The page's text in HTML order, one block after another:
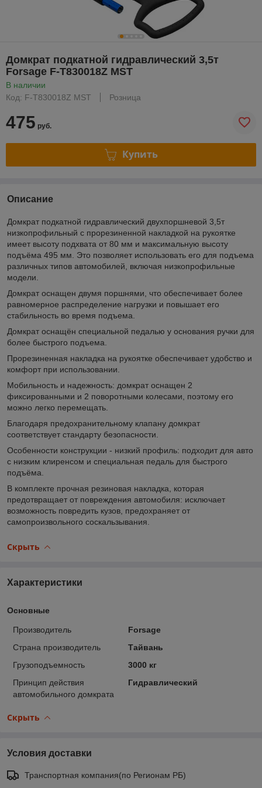
Домкрат подкатной гидравлический 3,5т
Forsage F-T830018Z MST
В наличии
Код: F-T830018Z MST
Розница
475 руб.
Купить
Описание
Домкрат подкатной гидравлический двухпоршневой 3,5т
низкопрофильный с прорезиненной накладкой на рукоятке
имеет высоту подхвата от 80 мм и максимальную высоту
подъёма 495 мм. Это позволяет использовать его для подъема
различных типов автомобилей, включая низкопрофильные
модели.
Домкрат оснащен двумя поршнями, что обеспечивает более
равномерное распределение нагрузки и повышает его
стабильность во время подъема.
Домкрат оснащён специальной педалью у основания ручки для
более быстрого подъема.
Прорезиненная накладка на рукоятке обеспечивает удобство и
комфорт при использовании.
Мобильность и надежность: домкрат оснащен 2
фиксированными и 2 поворотными колесами, поэтому его
можно легко перемещать.
Благодаря предохранительному клапану домкрат
соответствует стандарту безопасности.
Особенности конструкции - низкий профиль: подходит для авто
с низким клиренсом и специальная педаль для быстрого
подъёма.
В комплекте прочная резиновая накладка, которая
предотвращает от повреждения автомобиля: исключает
возможность повредить кузов, предохраняет от
самопроизвольного соскальзывания.
Скрыть
Характеристики
Основные
Производитель
Forsage
Страна производитель
Тайвань
Грузоподъемность
3000 кг
Принцип действия
автомобильного домкрата
Гидравлический
Скрыть
Условия доставки
Транспортная компания(по Регионам РБ)